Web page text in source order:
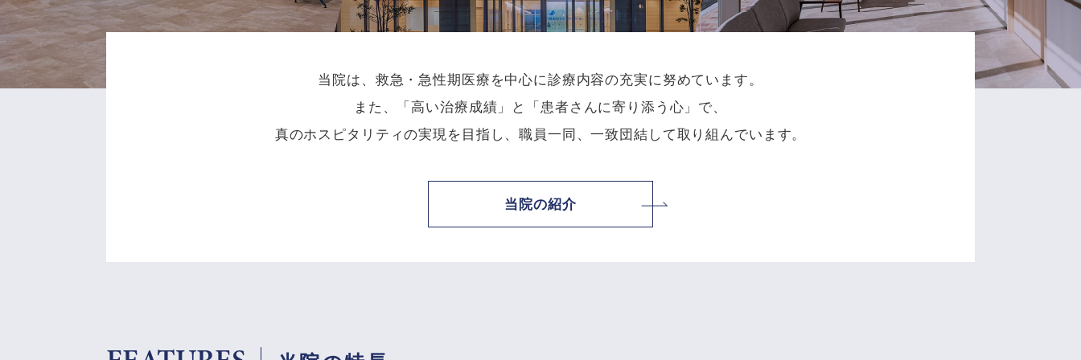
当院は、救急・急性期医療を中心に診療内容の充実に努めています。
また、「高い治療成績」と「患者さんに寄り添う心」で、
真のホスピタリティの実現を目指し、職員一同、一致団結して取り組んでいます。
当院の紹介